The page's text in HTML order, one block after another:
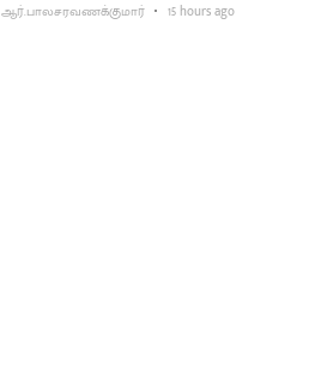
ஆர்.பாலசரவணக்குமார் 15 hours ago